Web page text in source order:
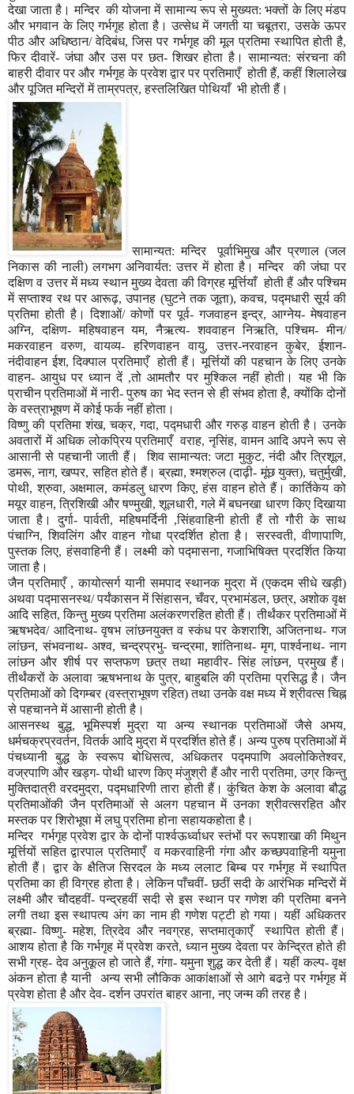
देखा जाता है। मन्दिर की योजना में सामान्य रूप से मुख्यत: भक्तों के लिए मंडप
और भगवान के लिए गर्भगृह होता है। उत्सेध में जगती या चबूतरा,उसके ऊपर
पीठ और अधिष्ठान/ वेदिबंध,जिस पर गर्भगृह की मूल प्रतिमा स्थापित होती है,
फिर दीवारें- जंघा और उस पर छत- शिखर होता है। सामान्यत: संरचना की
बाहरी दीवार पर और गर्भगृह के प्रवेश द्वार पर प्रतिमाएँ होती हैं,कहीं शिलालेख
और पूजित मन्दिरों में ताम्रपत्र,हस्तलिखित पोथियाँ भी होती हैं।
सामान्यत: मन्दिर पूर्वाभिमुख और प्रणाल (जल
निकास की नाली) लगभग अनिवार्यत: उत्तर में होता है। मन्दिर की जंघा पर
दक्षिण व उत्तर में मध्य स्थान मुख्य देवता की विग्रह मूर्त्तियाँ होती हैं और पश्चिम
में सप्ताश्व रथ पर आरूढ़,उपानह (घुटने तक जूता),कवच,पद्मधारी सूर्य की
प्रतिमा होती है। दिशाओं/ कोणों पर पूर्व- गजवाहन इन्द्र,आग्नेय- मेषवाहन
अग्नि,दक्षिण- महिषवाहन यम,नैऋत्य- शववाहन निऋति,पश्चिम- मीन/
मकरवाहन वरुण,वायव्य- हरिणवाहन वायु,उत्तर-नरवाहन कुबेर,ईशान-
नंदीवाहन ईश,दिक्पाल प्रतिमाएँ होती हैं। मूर्त्तियों की पहचान के लिए उनके
वाहन- आयुध पर ध्यान दें ,तो आमतौर पर मुश्किल नहीं होती। यह भी कि
प्राचीन प्रतिमाओं में नारी- पुरुष का भेद स्तन से ही संभव होता है,क्योंकि दोनों
के वस्त्राभूषण में कोई फर्क नहीं होता।
विष्णु की प्रतिमा शंख,चक्र,गदा,पद्मधारी और गरुड़ वाहन होती है। उनके
अवतारों में अधिक लोकप्रिय प्रतिमाएँ वराह,नृसिंह,वामन आदि अपने रूप से
आसानी से पहचानी जाती हैं।
शिव सामान्यत: जटा मुकुट,नंदी और त्रिशूल,
डमरू,नाग,खप्पर,सहित होते हैं। ब्रह्मा,श्मश्रुल (दाढ़ी- मूंछ युक्त),चतुर्मुखी,
पोथी,श्रुवा,अक्षमाल,कमंडलु धारण किए,हंस वाहन होते हैं। कार्तिकेय को
मयूर वाहन,त्रिशिखी और षण्मुखी,शूलधारी,गले में बघनखा धारण किए दिखाया
जाता है। दुर्गा- पार्वती,महिषमर्दिनी ,सिंहवाहिनी होती हैं तो गौरी के साथ
पंचाग्नि,शिवलिंग और वाहन गोधा प्रदर्शित होता है। सरस्वती,वीणापाणि,
पुस्तक लिए,हंसवाहिनी हैं। लक्ष्मी को पद्मासना,गजाभिषिक्त प्रदर्शित किया
जाता है।
जैन प्रतिमाएँ ,कायोत्सर्ग यानी समपाद स्थानक मुद्रा में (एकदम सीधे खड़ी)
अथवा पद्मासनस्थ/ पर्यंकासन में सिंहासन,चँवर,प्रभामंडल,छत्र, अशोक वृक्ष
आदि सहित,किन्तु मुख्य प्रतिमा अलंकरणरहित होती हैं। तीर्थंकर प्रतिमाओं में
ऋषभदेव/ आदिनाथ- वृषभ लांछनयुक्त व स्कंध पर केशराशि,अजितनाथ- गज
लांछन,संभवनाथ- अश्व,चन्द्रप्रभु- चन्द्रमा,शांतिनाथ- मृग,पार्श्वनाथ- नाग
लांछन और शीर्ष पर सप्तफण छत्र तथा महावीर- सिंह लांछन,प्रमुख हैं।
तीर्थंकरों के अलावा ऋषभनाथ के पुत्र,बाहुबलि की प्रतिमा प्रसिद्ध है। जैन
प्रतिमाओं को दिगम्बर (वस्त्राभूषण रहित) तथा उनके वक्ष मध्य में श्रीवत्स चिह्न
से पहचानने में आसानी होती है।
आसनस्थ बुद्ध, भूमिस्पर्श मुद्रा या अन्य स्थानक प्रतिमाओं जैसे अभय,
धर्मचक्रप्रवर्तन,वितर्क आदि मुद्रा में प्रदर्शित होते हैं। अन्य पुरुष प्रतिमाओं में
पंचध्यानी बुद्ध के स्वरूप बोधिसत्व,अधिकतर पद्मपाणि अवलोकितेश्वर,
वज्रपाणि और खड्ग- पोथी धारण किए मंजुश्री हैं और नारी प्रतिमा,उग्र किन्तु
मुक्तिदात्री वरदमुद्रा,पद्मधारिणी तारा होती हैं। कुंचित केश के अलावा बौद्ध
प्रतिमाओंकी जैन प्रतिमाओं से अलग पहचान में उनका श्रीवत्सरहित और
मस्तक पर शिरोभूषा में लघु प्रतिमा होना सहायकहोता है।
मन्दिर गर्भगृह प्रवेश द्वार के दोनों पार्श्वऊर्ध्वाधर स्तंभों पर रूपशाखा की मिथुन
मूर्त्तियों सहित द्वारपाल प्रतिमाएँ व मकरवाहिनी गंगा और कच्छपवाहिनी यमुना
होती हैं। द्वार के क्षैतिज सिरदल के मध्य ललाट बिम्ब पर गर्भगृह में स्थापित
प्रतिमा का ही विग्रह होता है। लेकिन पाँचवीं- छठीं सदी के आरंभिक मन्दिरों में
लक्ष्मी और चौदहवीं- पन्द्रहवीं सदी से इस स्थान पर गणेश की प्रतिमा बनने
लगी तथा इस स्थापत्य अंग का नाम ही गणेश पट्टी हो गया। यहीं अधिकतर
ब्रह्मा- विष्णु- महेश,त्रिदेव और नवग्रह,सप्तमातृकाएँ स्थापित होती हैं।
आशय होता है कि गर्भगृह में प्रवेश करते, ध्यान मुख्य देवता पर केन्द्रित होते ही
सभी ग्रह- देव अनुकूल हो जाते हैं,गंगा- यमुना शुद्ध कर देती हैं। यहीं कल्प- वृक्ष
अंकन होता है यानी अन्य सभी लौकिक आकांक्षाओं से आगे बढऩे पर गर्भगृह में
प्रवेश होता है और देव- दर्शन उपरांत बाहर आना,नए जन्म की तरह है।